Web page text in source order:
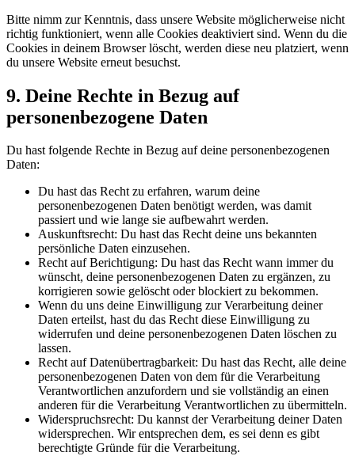
Bitte nimm zur Kenntnis, dass unsere Website möglicherweise nicht
richtig funktioniert, wenn alle Cookies deaktiviert sind. Wenn du die
Cookies in deinem Browser löscht, werden diese neu platziert, wenn
du unsere Website erneut besuchst.
9. Deine Rechte in Bezug auf
personenbezogene Daten
Du hast folgende Rechte in Bezug auf deine personenbezogenen
Daten:
Du hast das Recht zu erfahren, warum deine
personenbezogenen Daten benötigt werden, was damit
passiert und wie lange sie aufbewahrt werden.
Auskunftsrecht: Du hast das Recht deine uns bekannten
persönliche Daten einzusehen.
Recht auf Berichtigung: Du hast das Recht wann immer du
wünscht, deine personenbezogenen Daten zu ergänzen, zu
korrigieren sowie gelöscht oder blockiert zu bekommen.
Wenn du uns deine Einwilligung zur Verarbeitung deiner
Daten erteilst, hast du das Recht diese Einwilligung zu
widerrufen und deine personenbezogenen Daten löschen zu
lassen.
Recht auf Datenübertragbarkeit: Du hast das Recht, alle deine
personenbezogenen Daten von dem für die Verarbeitung
Verantwortlichen anzufordern und sie vollständig an einen
anderen für die Verarbeitung Verantwortlichen zu übermitteln.
Widerspruchsrecht: Du kannst der Verarbeitung deiner Daten
widersprechen. Wir entsprechen dem, es sei denn es gibt
berechtigte Gründe für die Verarbeitung.